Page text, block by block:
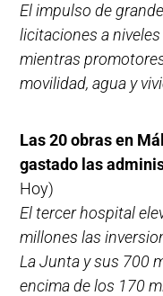
El impulso de
licitaciones a
mientras
movilidad, agua y
Las 20 obras en
gastado las
Hoy)
El tercer hospital
millones las
La Junta y sus 700
encima de los 170